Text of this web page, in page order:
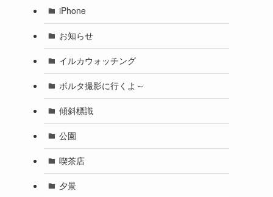
iPhone
お知らせ
イルカウォッチング
ボルタ撮影に行くよ～
傾斜標識
公園
喫茶店
夕景